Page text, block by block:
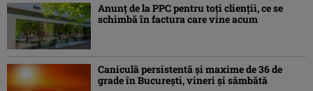
Anunț de la PPC pentru toți clienții, ce se
schimbă în factura care vine acum
Caniculă persistentă şi maxime de 36 de
grade în Bucureşti, vineri şi sâmbătă